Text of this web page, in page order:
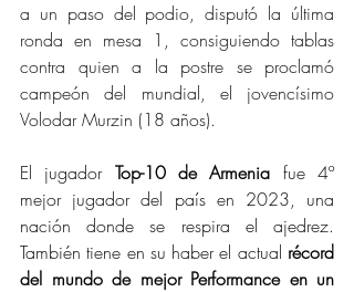
a un paso del podio, disputó la última
ronda en mesa 1, consiguiendo tablas
contra quien a la postre se proclamó
campeón del mundial, el jovencísimo
Volodar Murzin (18 años).
El jugador Top-10 de Armenia fue 4º
mejor jugador del país en 2023, una
nación donde se respira el ajedrez.
También tiene en su haber el actual récord
del mundo de mejor Performance en un